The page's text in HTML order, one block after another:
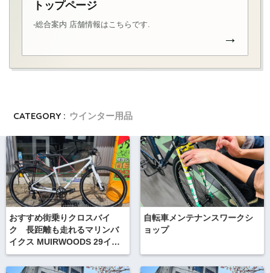
トップページ
-総合案内 店舗情報はこちらです.
→
CATEGORY : ウインター用品
おすすめ街乗りクロスバイ
ク 長距離も走れるマリンバ
イクス MUIRWOODS 29イン
チ
自転車メンテナンスワークシ
ョップ